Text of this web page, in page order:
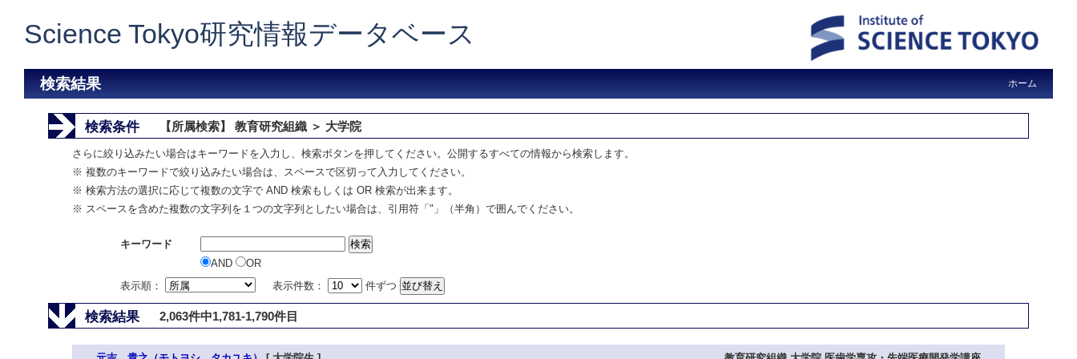
Science Tokyo研究情報データベース
検索結果 ホーム
検索条件 【所属検索】 教育研究組織 ＞ 大学院
さらに絞り込みたい場合はキーワードを入力し、検索ボタンを押してください。公開するすべての情報から検索します。
※ 複数のキーワードで絞り込みたい場合は、スペースで区切って入力してください。
※ 検索方法の選択に応じて複数の文字で AND 検索もしくは OR 検索が出来ます。
※ スペースを含めた複数の文字列を１つの文字列としたい場合は、引用符「"」（半角）で囲んでください。
キーワード
AND
OR
表示順：
表示件数： 件ずつ
検索結果 2,063件中1,781-1,790件目